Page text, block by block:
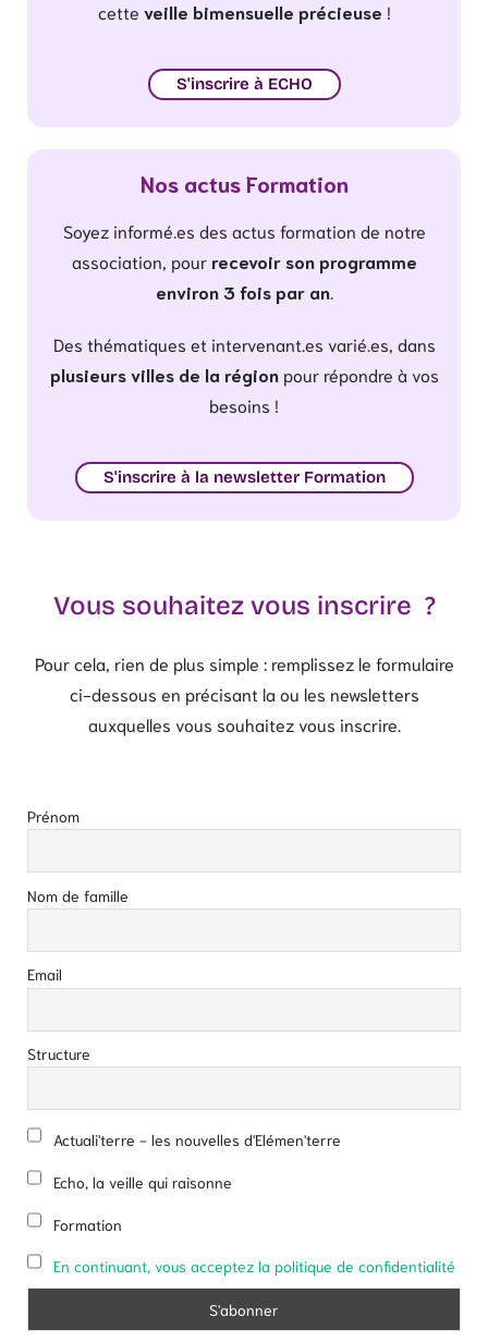
cette veille bimensuelle précieuse !
S'inscrire à ECHO
Nos actus Formation
Soyez informé.es des actus formation de notre
association, pourrecevoir son programme
environ 3 fois par an.
Des thématiques et intervenant.es varié.es, dans
plusieurs villes de la régionpour répondre à vos
besoins !
S'inscrire à la newsletter Formation
Vous souhaitez vous inscrire ?
Pour cela, rien de plus simple : remplissez le formulaire
ci-dessous en précisant la ou les newsletters
auxquelles vous souhaitez vous inscrire.
Prénom
Nom de famille
Email
Structure
Actuali'terre - les nouvelles d'Elémen'terre
Echo, la veille qui raisonne
Formation
En continuant, vous acceptez la politique de confidentialité